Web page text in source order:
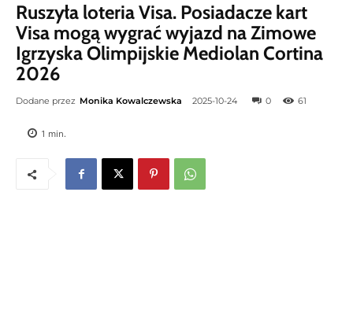
Ruszyła loteria Visa. Posiadacze kart
Visa mogą wygrać wyjazd na Zimowe
Igrzyska Olimpijskie Mediolan Cortina
2026
Dodane przez Monika Kowalczewska 2025-10-24 0 61
1 min.